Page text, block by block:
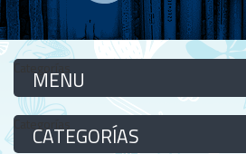
Categorías
Categorías